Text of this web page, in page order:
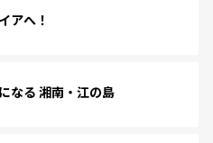
アへ！
なる 湘南・江の島